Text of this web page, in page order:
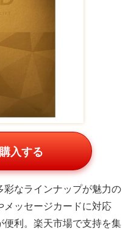
入する
なラインナップが魅力の
ッセージカードに対応
便利。楽天市場で支持を集